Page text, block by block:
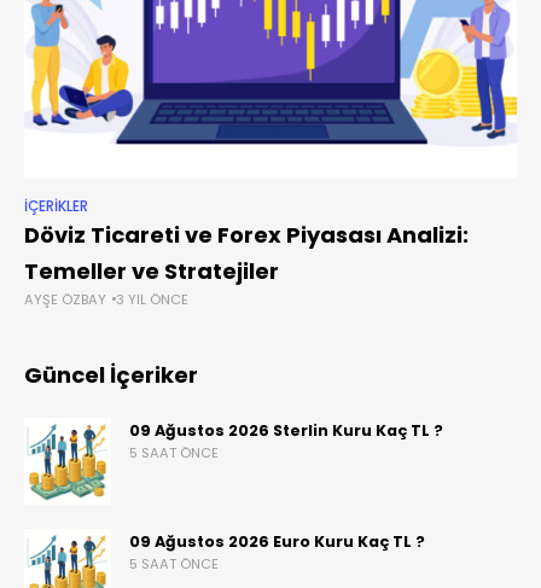
İÇERIKLER
Döviz Ticareti ve Forex Piyasası Analizi:
Temeller ve Stratejiler
AYŞE ÖZBAY 3 YIL ÖNCE
Güncel İçeriker
09 Ağustos 2026 Sterlin Kuru Kaç TL ?
5 SAAT ÖNCE
09 Ağustos 2026 Euro Kuru Kaç TL ?
5 SAAT ÖNCE